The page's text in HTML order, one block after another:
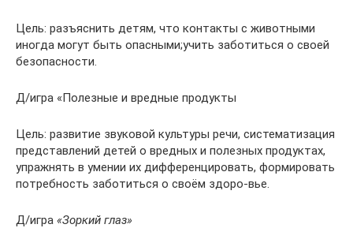
Цель: разъяснить детям, что контакты с животными
иногда могут быть опасными;учить заботиться о своей
безопасности.
Д/игра «Полезные и вредные продукты
Цель: развитие звуковой культуры речи, систематизация
представлений детей о вредных и полезных продуктах,
упражнять в умении их дифференцировать, формировать
потребность заботиться о своём здоро-вье.
Д/игра «Зоркий глаз»